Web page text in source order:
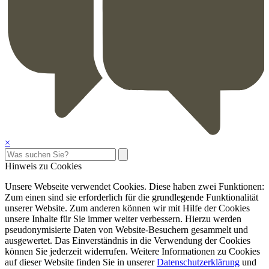
×
Hinweis zu Cookies
Unsere Webseite verwendet Cookies. Diese haben zwei Funktionen:
Zum einen sind sie erforderlich für die grundlegende Funktionalität
unserer Website. Zum anderen können wir mit Hilfe der Cookies
unsere Inhalte für Sie immer weiter verbessern. Hierzu werden
pseudonymisierte Daten von Website-Besuchern gesammelt und
ausgewertet. Das Einverständnis in die Verwendung der Cookies
können Sie jederzeit widerrufen. Weitere Informationen zu Cookies
auf dieser Website finden Sie in unsererDatenschutzerklärung und